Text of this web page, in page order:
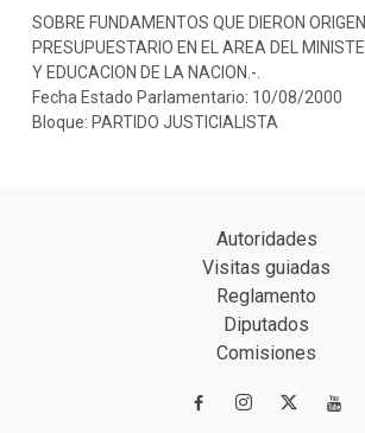
SOBRE FUNDAMENTOS QUE DIERON
PRESUPUESTARIO EN EL AREA DEL
Y EDUCACION DE LA NACION.-.
Fecha Estado Parlamentario: 10/08/2000
Bloque: PARTIDO JUSTICIALISTA
Autoridades
Visitas guiadas
Reglamento
Diputados
Comisiones
 